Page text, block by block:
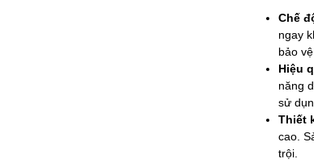
Chế
ngay
bảo
Hiệu
năng
sử
Thiết
cao.
trội.